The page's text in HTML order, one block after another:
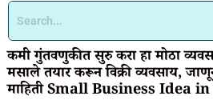
कमी गुंतवणुकीत सुरु करा हा मोठा
मसाले तयार करून विक्री व्यवसाय,
माहिती Small Business Idea